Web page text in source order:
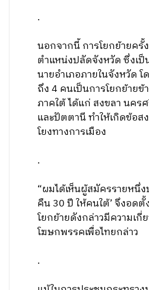
.
นอกจากนี้ การโยกย้ายครั้
ตำแหน่งปลัดจังหวัด ซึ่งเ
นายอำเภอภายในจังหวัด
ถึง 4 คนเป็นการโยกย้าย
ภาคใต้ ได้แก่ สงขลา นคร
และปัตตานี ทำให้เกิดข้อส
โยงทางการเมือง
.
“ผมได้เห็นผู้สมัครรายหนึ่ง
คืน 30 ปี ให้คนใต้’ จึงอดตั้
โยกย้ายดังกล่าวมีความเกี่
โฆษกพรรคเพื่อไทยกล่าว
.